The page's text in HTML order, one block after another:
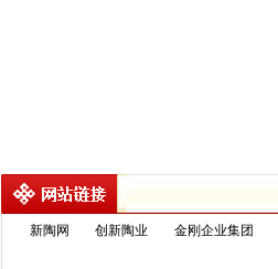
新陶网 创新陶业 金刚企业集团